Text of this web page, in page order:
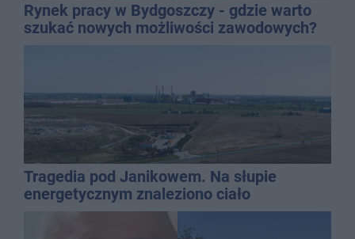
Rynek pracy w Bydgoszczy - gdzie warto
szukać nowych możliwości zawodowych?
Tragedia pod Janikowem. Na słupie
energetycznym znaleziono ciało
mężczyzny